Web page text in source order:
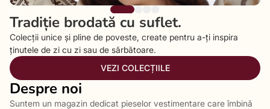
Tradiție brodată cu suflet.
Colecții unice și pline de poveste, create pentru a-ți inspira
ținutele de zi cu zi sau de sărbătoare.
VEZI COLECȚIILE
Despre noi
Suntem un magazin dedicat pieselor vestimentare care îmbină